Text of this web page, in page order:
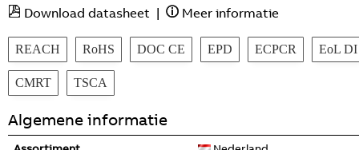
Download datasheet | Meer informatie
REACH RoHS DOC CE EPD ECPCR EoL DI
CMRT TSCA
Algemene informatie